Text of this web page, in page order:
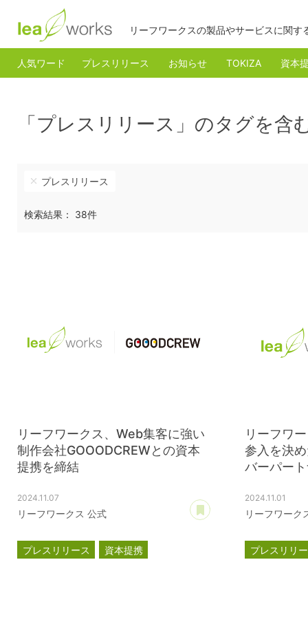
リーフワークスの製品やサービスに関
人気ワード プレスリリース お知らせ TOKIZA 資本
「プレスリリース」のタグを含
プレスリリース
検索結果： 38件
リーフワークス、Web集客に強い
制作会社GOOODCREWとの資本
提携を締結
2024.11.07
リーフワークス 公式
あとで読む
プレスリリース
資本提携
リーフワ
参入を決
バーパー
2024.11.01
リーフワーク
プレスリリ